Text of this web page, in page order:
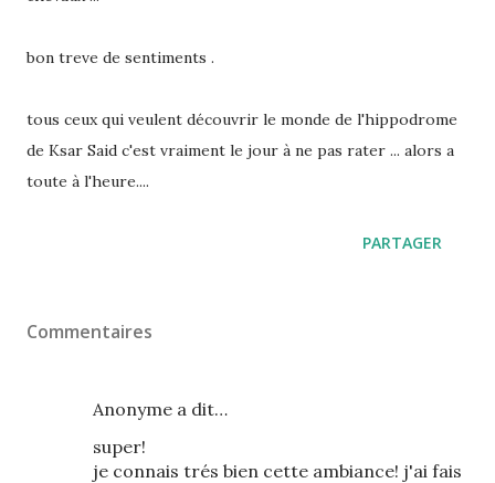
bon treve de sentiments .
tous ceux qui veulent découvrir le monde de l'hippodrome
de Ksar Said c'est vraiment le jour à ne pas rater ... alors a
toute à l'heure....
PARTAGER
Commentaires
Anonyme a dit…
super!
je connais trés bien cette ambiance! j'ai fais